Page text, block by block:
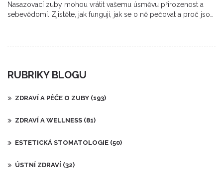
Nasazovací zuby mohou vrátit vašemu úsměvu přirozenost a
sebevědomí. Zjistěte, jak fungují, jak se o ně pečovat a proč jsou
RUBRIKY BLOGU
ZDRAVÍ A PÉČE O ZUBY (193)
ZDRAVÍ A WELLNESS (81)
ESTETICKÁ STOMATOLOGIE (50)
ÚSTNÍ ZDRAVÍ (32)